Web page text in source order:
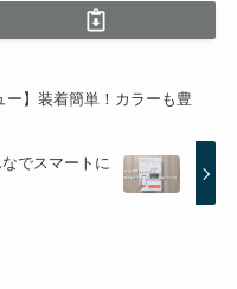
ー】装着簡単！カラーも豊
でスマートに